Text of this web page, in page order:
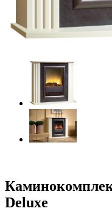
Deluxe